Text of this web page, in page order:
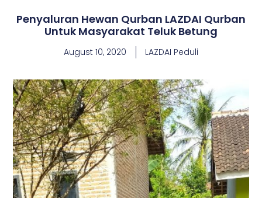
Penyaluran Hewan Qurban LAZDAI Qurban
Untuk Masyarakat Teluk Betung
August 10, 2020 LAZDAI Peduli